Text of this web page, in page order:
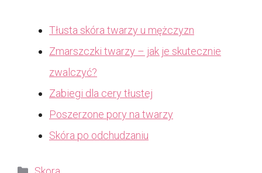
Tłusta skóra twarzy u mężczyzn
Zmarszczki twarzy – jak je skutecznie
zwalczyć?
Zabiegi dla cery tłustej
Poszerzone pory na twarzy
Skóra po odchudzaniu
Kategorie